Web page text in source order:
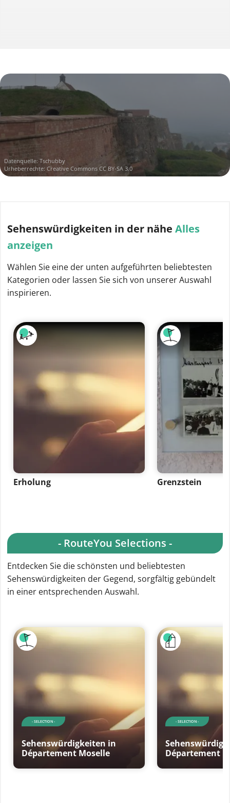
Datenquelle: Tschubby
Urheberrechte: Creative Commons CC BY-SA 3.0
Sehenswürdigkeiten in der nähe Alles
anzeigen
Wählen Sie eine der unten aufgeführten beliebtesten
Kategorien oder lassen Sie sich von unserer Auswahl
inspirieren.
Erholung Grenzstein
- RouteYou Selections -
Entdecken Sie die schönsten und beliebtesten
Sehenswürdigkeiten der Gegend, sorgfältig gebündelt
in einer entsprechenden Auswahl.
- SELECTION -
Sehenswürdigkeiten in
Département Moselle
- SELECTION -
Département